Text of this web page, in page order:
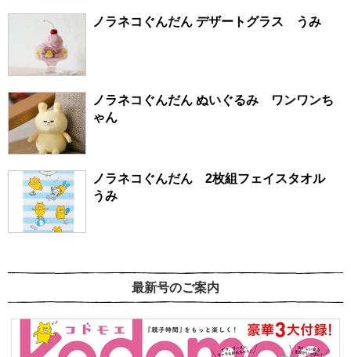
ノラネコぐんだん デザートグラス うみ
ノラネコぐんだん ぬいぐるみ ワンワンち
ゃん
ノラネコぐんだん 2枚組フェイスタオル
うみ
最新号のご案内